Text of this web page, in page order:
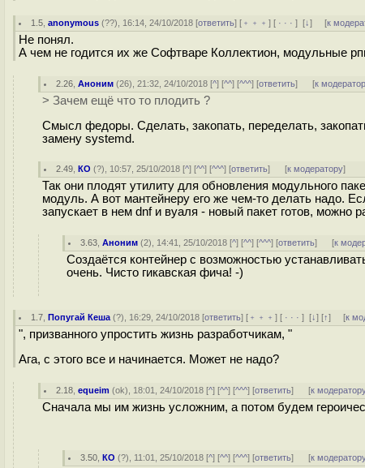
1.5 ,anonymous (??), 16:14, 24/10/2018 [ответить] [ ﹢﹢﹢] [ · · ·][↓] [к
Не понял.
А чем не годится их же Софтваре Коллектион, модульные
2.26 ,Аноним (26), 21:32, 24/10/2018 [^] [^^] [^^^] [ответить] [к
> Зачем ещё что то плодить ?
Смысл федоры. Сделать, закопать, переделать,
замену systemd.
2.49 ,КО (?), 10:57, 25/10/2018 [^] [^^] [^^^] [ответить] [к модератору]
Так они плодят утилиту для обновления модульного
модуль. А вот мантейнеру его же чем-то делать надо.
запускает в нем dnf и вуаля - новый пакет готов, можно
3.63 ,Аноним (2), 14:41, 25/10/2018 [^] [^^] [^^^] [ответить] [к
Создаётся контейнер с возможностью
очень. Чисто гикавская фича! -)
1.7 ,Попугай Кеша (?), 16:29, 24/10/2018 [ответить] [ ﹢﹢﹢] [ · · ·][↓] [↑] [к
", призванного упростить жизнь разработчикам, "
Ага, с этого все и начинается. Может не надо?
2.18 ,equeim (ok), 18:01, 24/10/2018 [^] [^^] [^^^] [ответить] [к
Сначала мы им жизнь усложним, а потом будем
3.50 ,КО (?), 11:01, 25/10/2018 [^] [^^] [^^^] [ответить] [к